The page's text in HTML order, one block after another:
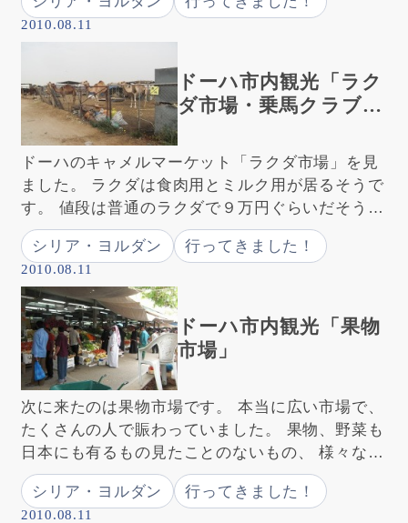
向かいます。 ダマスカスからパルミラへはシ […]
2010.08.11
ドーハ市内観光「ラク
ダ市場・乗馬クラブ・
ドーハのキャメルマーケット「ラクダ市場」を見
ました。 ラクダは食肉用とミルク用が居るそうで
す。 値段は普通のラクダで９万円ぐらいだそうで
す。 次ぎに着いたのは乗馬クラブです。 カター
ルでは乗馬が盛んで、写真のように立 […]
シリア・ヨルダン 行ってきました！
2010.08.11
ドーハ市内観光「果物
市場」
次に来たのは果物市場です。 本当に広い市場で、
たくさんの人で賑わっていました。 果物、野菜も
日本にも有るもの見たことのないもの、 様々な物
が売られていました。 これは見たこと有りますよ
ね。 そうスイカです。日本の物より楕 […]
シリア・ヨルダン 行ってきました！
2010.08.11